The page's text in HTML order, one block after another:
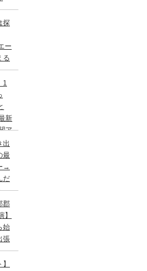
探
ー
る
1
新
ア
出
最
→
だ
郡
始
張